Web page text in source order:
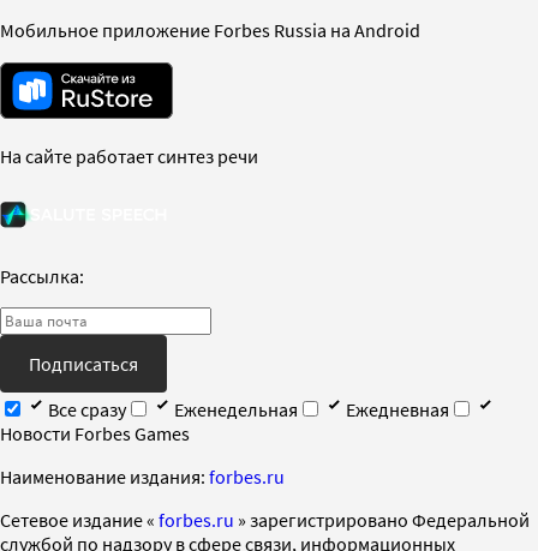
Мобильное приложение Forbes Russia на Android
На сайте работает синтез речи
Рассылка:
Подписаться
Все сразу
Еженедельная
Ежедневная
Новости Forbes Games
Наименование издания: forbes.ru
Cетевое издание « forbes.ru » зарегистрировано Федеральной
службой по надзору в сфере связи, информационных